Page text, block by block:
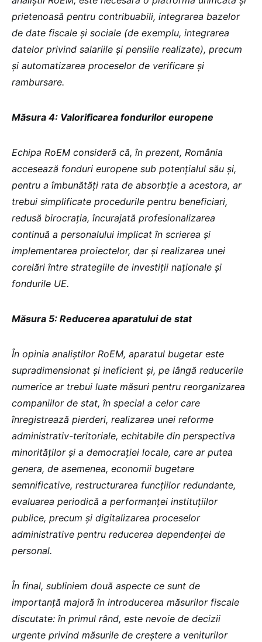
prietenoasă pentru contribuabili, integrarea bazelor
de date fiscale și sociale (de exemplu, integrarea
datelor privind salariile și pensiile realizate), precum
și automatizarea proceselor de verificare și
rambursare.
Măsura 4: Valorificarea fondurilor europene
Echipa RoEM consideră că, în prezent, România
accesează fonduri europene sub potențialul său și,
pentru a îmbunătăți rata de absorbție a acestora, ar
trebui simplificate procedurile pentru beneficiari,
redusă birocrația, încurajată profesionalizarea
continuă a personalului implicat în scrierea și
implementarea proiectelor, dar și realizarea unei
corelări între strategiile de investiții naționale și
fondurile UE.
Măsura 5: Reducerea aparatului de stat
În opinia analiștilor RoEM, aparatul bugetar este
supradimensionat și ineficient și, pe lângă reducerile
numerice ar trebui luate măsuri pentru reorganizarea
companiilor de stat, în special a celor care
înregistrează pierderi, realizarea unei reforme
administrativ-teritoriale, echitabile din perspectiva
minorităților și a democrației locale, care ar putea
genera, de asemenea, economii bugetare
semnificative, restructurarea funcțiilor redundante,
evaluarea periodică a performanței instituțiilor
publice, precum și digitalizarea proceselor
administrative pentru reducerea dependenței de
personal.
În final, subliniem două aspecte ce sunt de
importanță majoră în introducerea măsurilor fiscale
discutate: în primul rând, este nevoie de decizii
urgente privind măsurile de creștere a veniturilor